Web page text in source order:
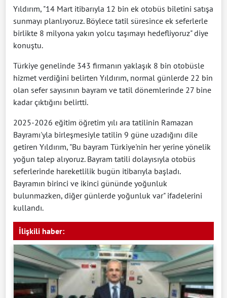
Yıldırım, "14 Mart itibarıyla 12 bin ek otobüs biletini satışa
sunmayı planlıyoruz. Böylece tatil süresince ek seferlerle
birlikte 8 milyona yakın yolcu taşımayı hedefliyoruz" diye
konuştu.
Türkiye genelinde 343 firmanın yaklaşık 8 bin otobüsle
hizmet verdiğini belirten Yıldırım, normal günlerde 22 bin
olan sefer sayısının bayram ve tatil dönemlerinde 27 bine
kadar çıktığını belirtti.
2025-2026 eğitim öğretim yılı ara tatilinin Ramazan
Bayramı'yla birleşmesiyle tatilin 9 güne uzadığını dile
getiren Yıldırım, "Bu bayram Türkiye'nin her yerine yönelik
yoğun talep alıyoruz. Bayram tatili dolayısıyla otobüs
seferlerinde hareketlilik bugün itibarıyla başladı.
Bayramın birinci ve ikinci gününde yoğunluk
bulunmazken, diğer günlerde yoğunluk var" ifadelerini
kullandı.
İlişkili haber: